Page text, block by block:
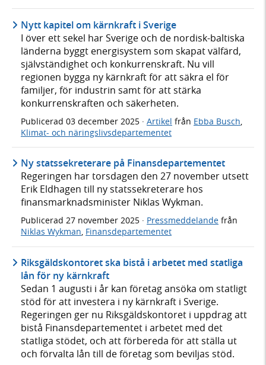
Nytt kapitel om kärnkraft i Sverige
I över ett sekel har Sverige och de nordisk-baltiska
länderna byggt energisystem som skapat välfärd,
självständighet och konkurrenskraft. Nu vill
regionen bygga ny kärnkraft för att säkra el för
familjer, för industrin samt för att stärka
konkurrenskraften och säkerheten.
Publicerad 03 december 2025 · Artikel från Ebba Busch
Klimat- och näringslivsdepartementet
Ny statssekreterare på Finansdepartementet
Regeringen har torsdagen den 27 november utsett
Erik Eldhagen till ny statssekreterare hos
finansmarknadsminister Niklas Wykman.
Publicerad 27 november 2025 · Pressmeddelande från
Niklas Wykman, Finansdepartementet
Riksgäldskontoret ska bistå i arbetet med statliga
lån för ny kärnkraft
Sedan 1 augusti i år kan företag ansöka om statligt
stöd för att investera i ny kärnkraft i Sverige.
Regeringen ger nu Riksgäldskontoret i uppdrag att
bistå Finansdepartementet i arbetet med det
statliga stödet, och att förbereda för att ställa ut
och förvalta lån till de företag som beviljas stöd.